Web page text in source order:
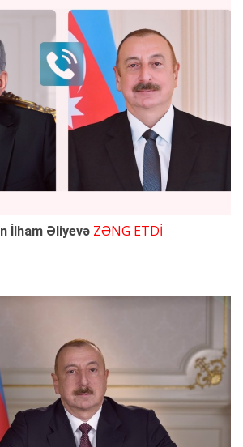
İlham Əliyevə ZƏNG ETDİ